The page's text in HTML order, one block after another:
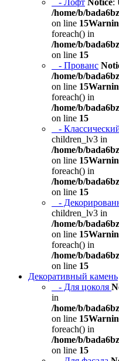
- Лофт Notice:
/home/b/
on line 15
foreach() in
/home/b/
on line 15
- Прованс
/home/b/
on line 15
foreach() in
/home/b/
on line 15
-
children_lv3 in
/home/b/
on line 15
foreach() in
/home/b/
on line 15
-
children_lv3 in
/home/b/
on line 15
foreach() in
/home/b/
on line 15
Декоративный камень
- Для цоколя
in
/home/b/
on line 15
foreach() in
/home/b/
on line 15